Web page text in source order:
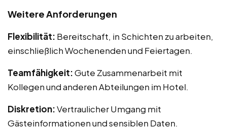
Weitere Anforderungen
Flexibilität: Bereitschaft, in Schichten zu arbeiten,
einschließlich Wochenenden und Feiertagen.
Teamfähigkeit:Gute Zusammenarbeit mit
Kollegen und anderen Abteilungen im Hotel.
Diskretion:Vertraulicher Umgang mit
Gästeinformationen und sensiblen Daten.